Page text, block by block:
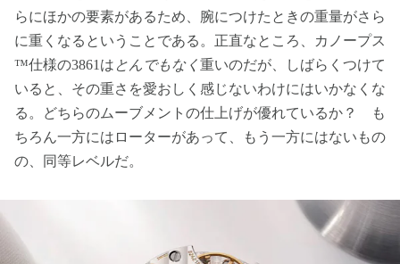
らにほかの要素があるため、腕につけたときの重量がさら
に重くなるということである。正直なところ、カノープス
™仕様の3861は とんでもなく重いのだが、しばらくつけて
いると、その重さを愛おしく感じないわけにはいかなくな
る。どちらのムーブメントの仕上げが優れているか？ も
ちろん一方にはローターがあって、もう一方にはないもの
の、同等レベルだ。